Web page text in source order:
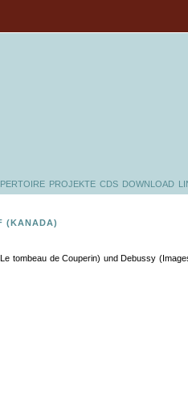
PROJEKTE CDS DOWNLOAD
(KANADA)
tombeau de Couperin) und Debussy